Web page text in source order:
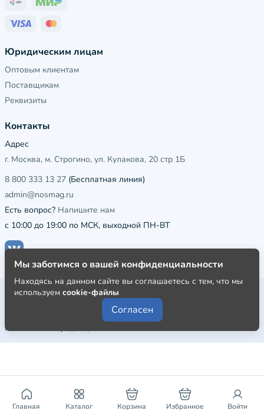
Главная Каталог Корзина Избранное Войти
Юридическим лицам
Оптовым клиентам
Поставщикам
Реквизиты
Контакты
Адрес
г. Москва, м. Строгино, ул. Кулакова, 20 стр 1Б
8 800 333 13 27 (Бесплатная линия)
admin@nosmag.ru
Есть вопрос? Напишите нам
с 10:00 до 19:00 по МСК, выходной ПН-ВТ
Публичная оферта
Пользовательское соглашение
Политика конфиденциальности
Мы заботимся о вашей конфиденциальности
Находясь на данном сайте вы соглашаетесь с тем, что мы
используем cookie-файлы
Согласен